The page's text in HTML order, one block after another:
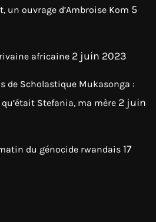
un ouvrage d’Ambroise Kom 5
africaine 2 juin 2023
de Scholastique Mukasonga :
Stefania, ma mère 2 juin
du génocide rwandais 17